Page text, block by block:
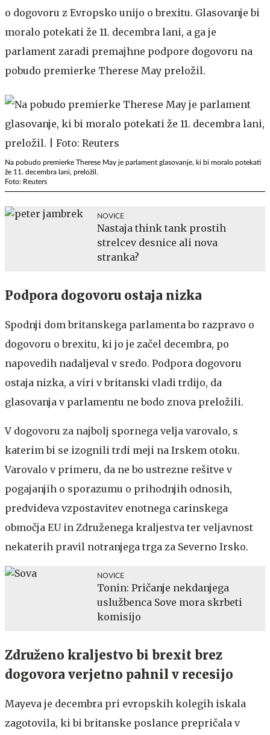
o dogovoru z Evropsko unijo o brexitu. Glasovanje bi
moralo potekati že 11. decembra lani, a ga je
parlament zaradi premajhne podpore dogovoru na
pobudo premierke Therese May preložil.
Na pobudo premierke Therese May je parlament glasovanje, ki bi moralo potekati
že 11. decembra lani, preložil.
Foto: Reuters
NOVICE
Nastaja think tank prostih
strelcev desnice ali nova
stranka?
Podpora dogovoru ostaja nizka
Spodnji dom britanskega parlamenta bo razpravo o
dogovoru o brexitu, ki jo je začel decembra, po
napovedih nadaljeval v sredo. Podpora dogovoru
ostaja nizka, a viri v britanski vladi trdijo, da
glasovanja v parlamentu ne bodo znova preložili.
V dogovoru za najbolj spornega velja varovalo, s
katerim bi se izognili trdi meji na Irskem otoku.
Varovalo v primeru, da ne bo ustrezne rešitve v
pogajanjih o sporazumu o prihodnjih odnosih,
predvideva vzpostavitev enotnega carinskega
območja EU in Združenega kraljestva ter veljavnost
nekaterih pravil notranjega trga za Severno Irsko.
NOVICE
Tonin: Pričanje nekdanjega
uslužbenca Sove mora skrbeti
komisijo
Združeno kraljestvo bi brexit brez
dogovora verjetno pahnil v recesijo
Mayeva je decembra pri evropskih kolegih iskala
zagotovila, ki bi britanske poslance prepričala v